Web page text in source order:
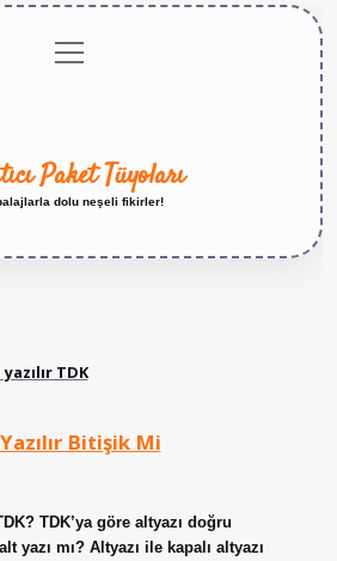
menüyü
aç
Paket Tüyoları
dolu neşeli fikirler!
TDK
Bitişik Mi
TDK’ya göre altyazı doğru
yazı mı? Altyazı ile kapalı altyazı